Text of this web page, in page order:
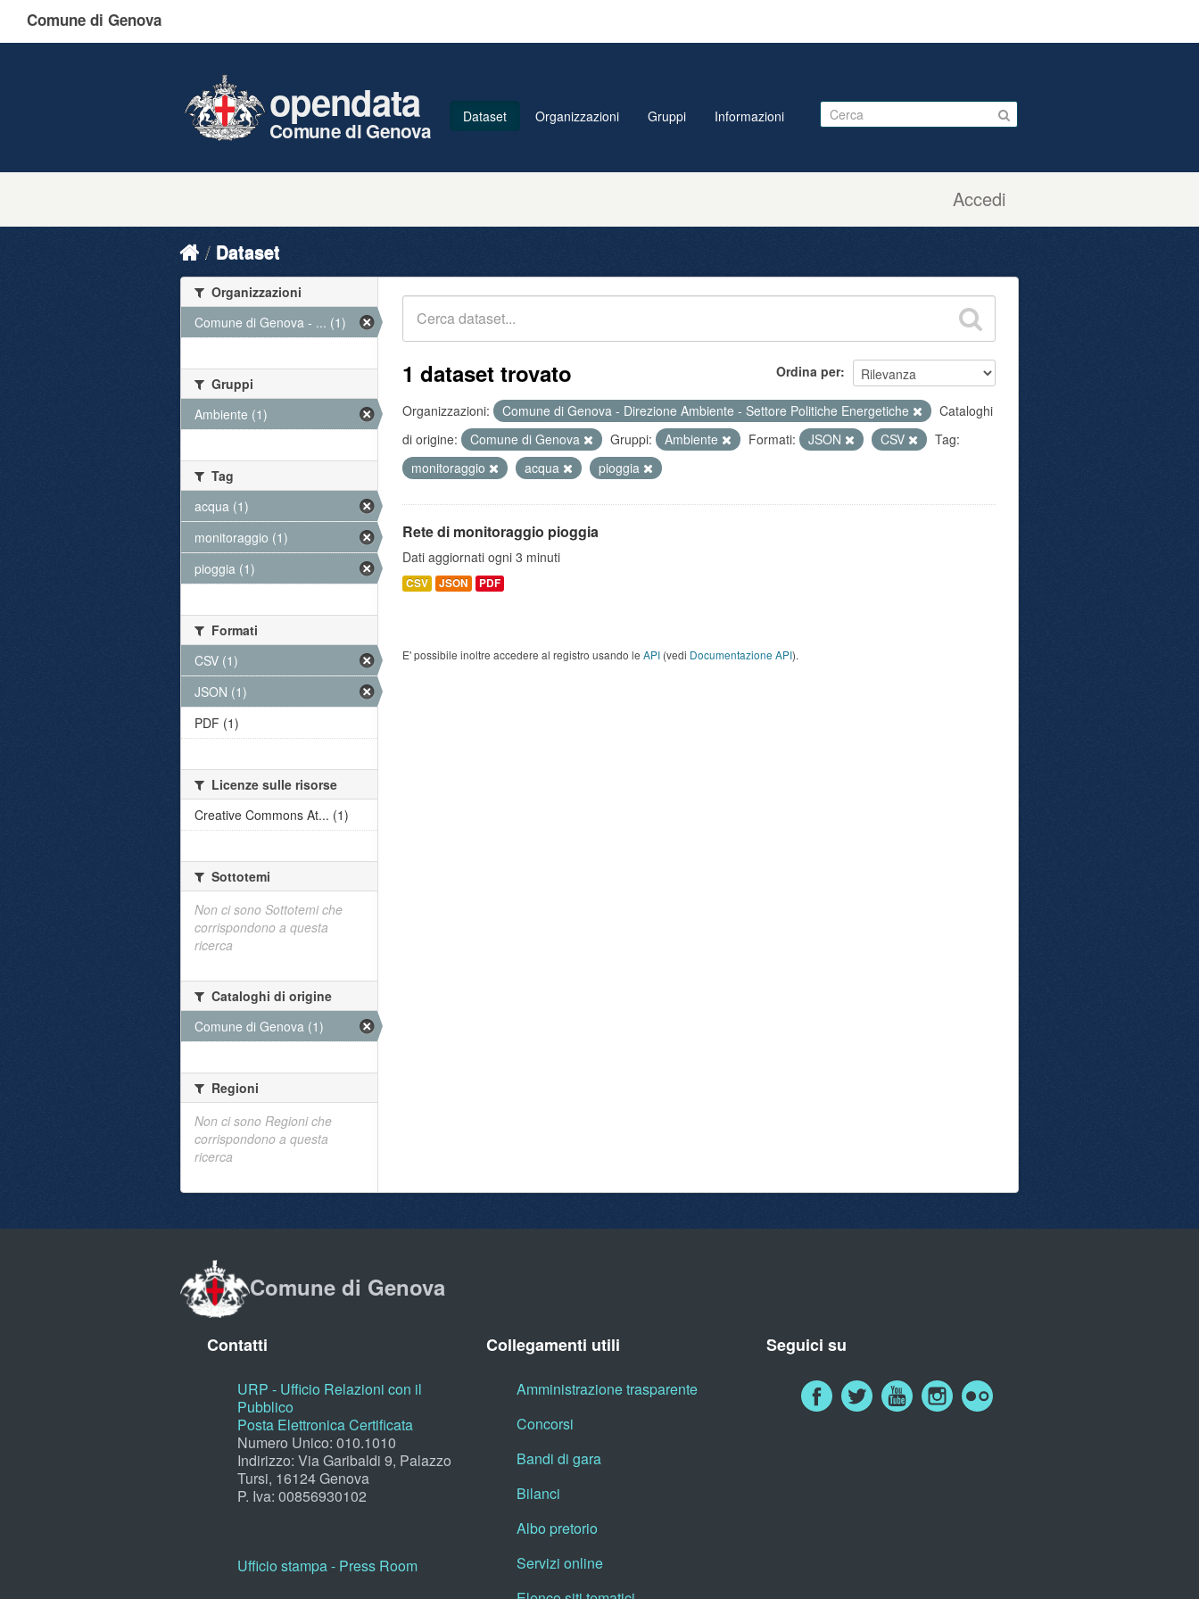
Comune di Genova
Accedi
opendata
Comune di Genova
Dataset Organizzazioni Gruppi Informazioni
Dataset
Ordina per
1 dataset trovato
Organizzazioni: Comune di Genova - Direzione Ambiente - Settore Politiche Energetiche
Cataloghi
di origine:
Comune di Genova Gruppi: Ambiente Formati: JSON CSV
Tag:
monitoraggio
acqua pioggia
Rete di monitoraggio pioggia
Dati aggiornati ogni 3 minuti
CSV JSON PDF
E' possibile inoltre accedere al registro usando le API (vedi Documentazione API).
Organizzazioni
Comune di Genova - ... (1)
Gruppi
Ambiente (1)
Tag
acqua (1)
monitoraggio (1)
pioggia (1)
Formati
CSV (1)
JSON (1)
PDF (1)
Licenze sulle risorse
Creative Commons At... (1)
Sottotemi
Non ci sono Sottotemi che
corrispondono a questa
ricerca
Cataloghi di origine
Comune di Genova (1)
Regioni
Non ci sono Regioni che
corrispondono a questa
ricerca
Comune di Genova
Contatti
URP - Ufficio Relazioni con il
Pubblico
Posta Elettronica Certificata
Numero Unico: 010.1010
Indirizzo: Via Garibaldi 9, Palazzo
Tursi, 16124 Genova
P. Iva: 00856930102
Ufficio stampa - Press Room
Collegamenti utili
Amministrazione trasparente
Concorsi
Bandi di gara
Bilanci
Albo pretorio
Servizi online
Seguici su